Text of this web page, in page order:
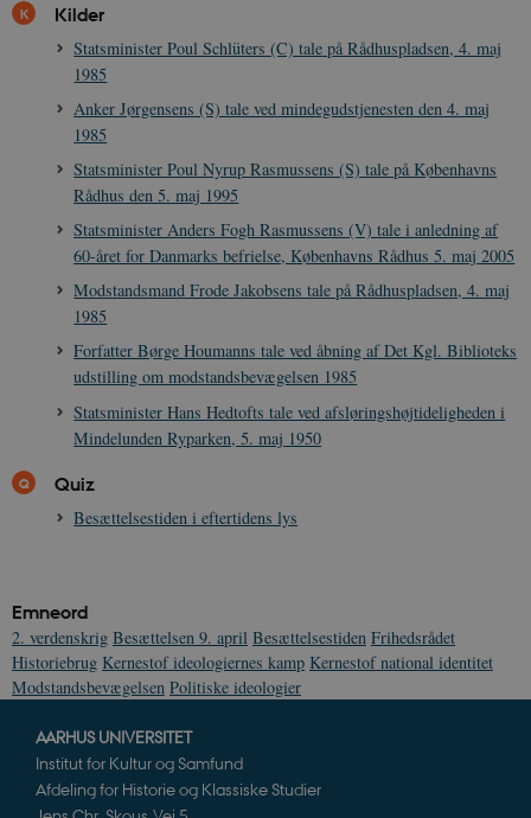
Kilder
Statsminister Poul Schlüters (C) tale på Rådhuspladsen, 4. maj
1985
Anker Jørgensens (S) tale ved mindegudstjenesten den 4. maj
1985
Statsminister Poul Nyrup Rasmussens (S) tale på Københavns
Rådhus den 5. maj 1995
Statsminister Anders Fogh Rasmussens (V) tale i anledning af
60-året for Danmarks befrielse, Københavns Rådhus 5. maj 2005
Modstandsmand Frode Jakobsens tale på Rådhuspladsen, 4. maj
1985
Forfatter Børge Houmanns tale ved åbning af Det Kgl. Biblioteks
udstilling om modstandsbevægelsen 1985
Statsminister Hans Hedtofts tale ved afsløringshøjtideligheden i
Mindelunden Ryparken, 5. maj 1950
Quiz
Besættelsestiden i eftertidens lys
Emneord
2. verdenskrig Besættelsen 9. april Besættelsestiden Frihedsrådet
Historiebrug Kernestof ideologiernes kamp Kernestof national identitet
Modstandsbevægelsen Politiske ideologier
AARHUS UNIVERSITET
Institut for Kultur og Samfund
Afdeling for Historie og Klassiske Studier
JSESSIONID
Oracle Corporation
.nr-data.net
Session
danmarkshistorien.dk
XSRF-TOKEN danmarkshistoriendk.h5p.com 1 dag
Navn